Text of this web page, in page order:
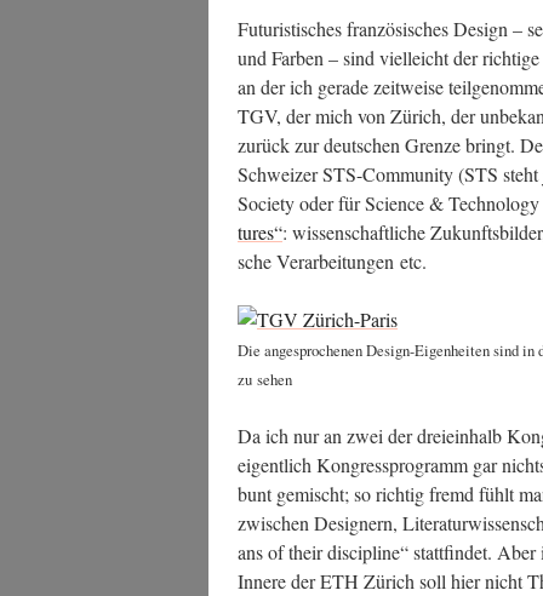
Futu­ris­ti­sches fran­zö­si­sches Design –
und Far­ben – sind viel­leicht der
an der ich gera­de zeit­wei­se
TGV, der mich von Zürich, der
zurück zur deut­schen Gren­ze bringt.
Schwei­zer STS-Com­mu­ni­ty (STS
Socie­ty oder für Sci­ence &
tures“: wis­sen­schaft­li­che
sche Ver­ar­bei­tun­gen etc.
Die ange­spro­che­nen Design-Eigen­hei­ten sind in
zu sehen
Da ich nur an zwei der drei­ein­halb
eigent­lich Kon­gress­pro­gramm gar
bunt gemischt; so rich­tig fremd fühlt
zwi­schen Desi­gnern,
ans of their disci­pli­ne“ statt­fin­det.
Inne­re der ETH Zürich soll hier nicht